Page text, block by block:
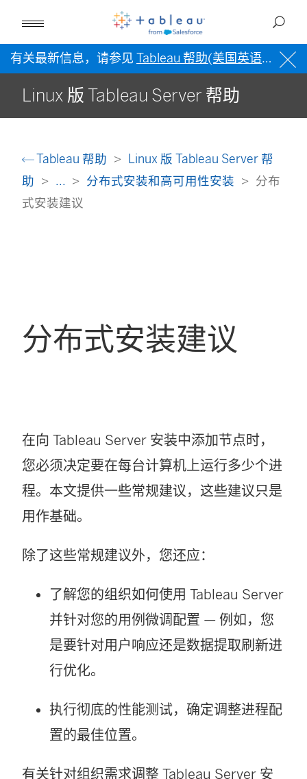
有关最新信息，请参见 Tableau 帮助(美国英语) 。
Linux 版 Tableau Server 帮助
Tableau 帮助
Linux 版 Tableau Server 帮
助
... 分布式安装和高可用性安装
分布
式安装建议
分布式安装建议
在向 Tableau Server 安装中添加节点时，
您必须决定要在每台计算机上运行多少个进
程。本文提供一些常规建议，这些建议只是
用作基础。
除了这些常规建议外，您还应：
了解您的组织如何使用 Tableau Server
并针对您的用例微调配置 — 例如，您
是要针对用户响应还是数据提取刷新进
行优化。
执行彻底的性能测试，确定调整进程配
置的最佳位置。
有关针对组织需求调整 Tableau Server 安